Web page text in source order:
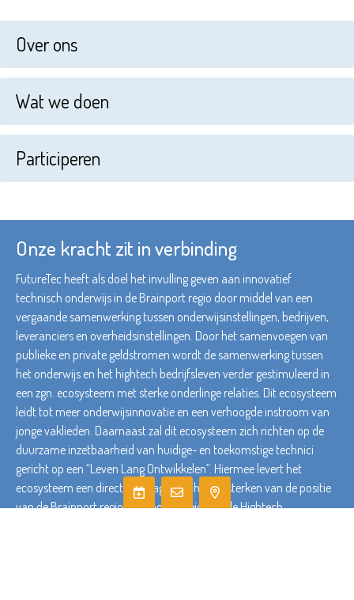
Over ons
Wat we doen
Participeren
Onze kracht zit in verbinding
FutureTec heeft als doel het invulling geven aan innovatief
technisch onderwijs in de Brainport regio door middel van een
vergaande samenwerking tussen onderwijsinstellingen, bedrijven,
leveranciers en overheidsinstellingen. Door het samenvoegen van
publieke en private geldstromen wordt de samenwerking tussen
het onderwijs en het hightech bedrijfsleven verder gestimuleerd in
een zgn. ecosysteem met sterke onderlinge relaties. Dit ecosysteem
leidt tot meer onderwijsinnovatie en een verhoogde instroom van
jonge vaklieden. Daarnaast zal dit ecosysteem zich richten op de
duurzame inzetbaarheid van huidige- en toekomstige technici
gericht op een “Leven Lang Ontwikkelen”. Hiermee levert het
ecosysteem een directe bijdrage aan het versterken van de positie
van de Brainport regio als innovatieleider in de Hightech